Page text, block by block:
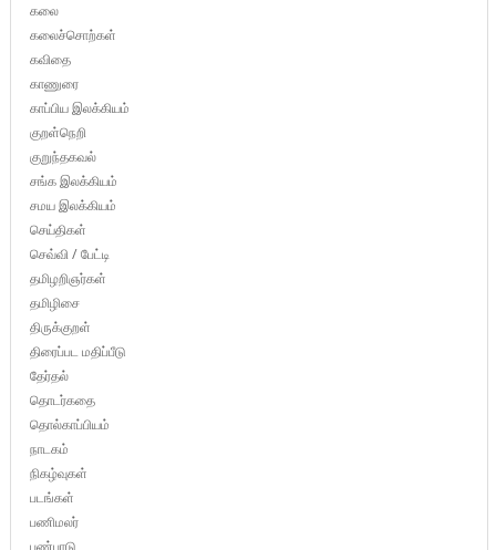
கலை
கலைச்சொற்கள்
கவிதை
காணுரை
காப்பிய இலக்கியம்
குறள்நெறி
குறுந்தகவல்
சங்க இலக்கியம்
சமய இலக்கியம்
செய்திகள்
செவ்வி / பேட்டி
தமிழறிஞர்கள்
தமிழிசை
திருக்குறள்
திரைப்பட மதிப்பீடு
தேர்தல்
தொடர்கதை
தொல்காப்பியம்
நாடகம்
நிகழ்வுகள்
படங்கள்
பணிமலர்